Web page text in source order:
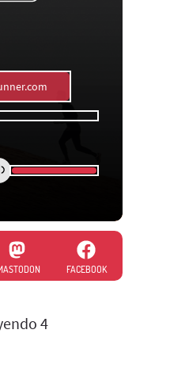
FACEBOOK
4